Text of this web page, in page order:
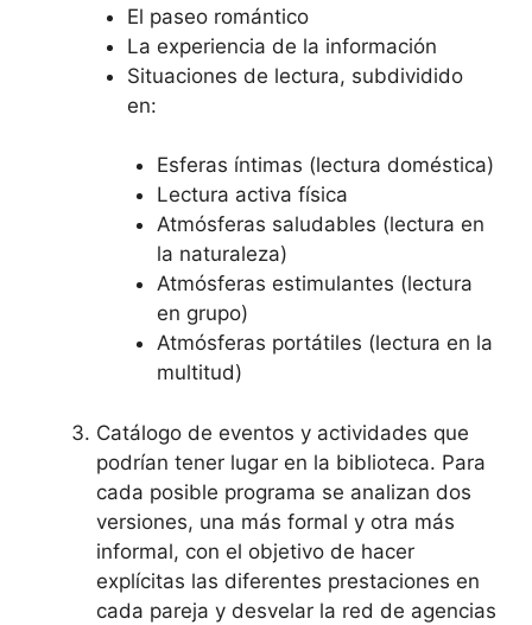
El paseo romántico
La experiencia de la información
Situaciones de lectura, subdividido
en:
Esferas íntimas (lectura doméstica)
Lectura activa física
Atmósferas saludables (lectura en
la naturaleza)
Atmósferas estimulantes (lectura
en grupo)
Atmósferas portátiles (lectura en la
multitud)
Catálogo de eventos y actividades que
podrían tener lugar en la biblioteca. Para
cada posible programa se analizan dos
versiones, una más formal y otra más
informal, con el objetivo de hacer
explícitas las diferentes prestaciones en
cada pareja y desvelar la red de agencias